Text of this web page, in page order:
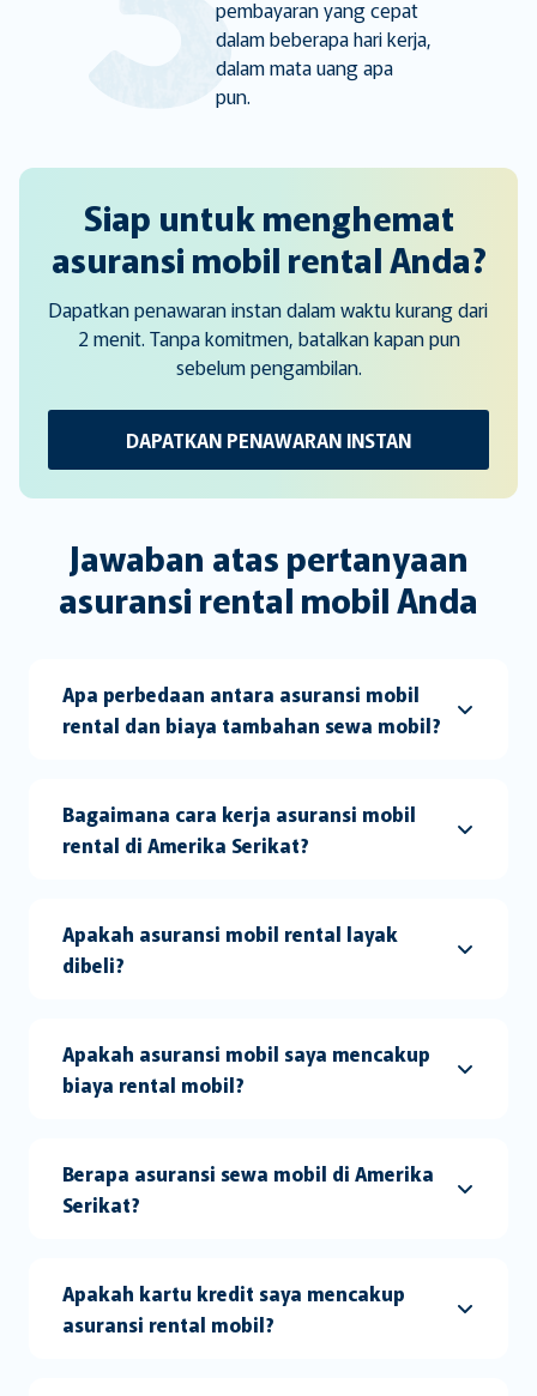
pembayaran yang cepat
dalam beberapa hari kerja,
dalam mata uang apa
pun.
Siap untuk menghemat
asuransi mobil rental Anda?
Dapatkan penawaran instan dalam waktu kurang dari
2 menit. Tanpa komitmen, batalkan kapan pun
sebelum pengambilan.
DAPATKAN PENAWARAN INSTAN
Jawaban atas pertanyaan
asuransi rental mobil Anda
Apa perbedaan antara asuransi mobil
rental dan biaya tambahan sewa mobil?
Bagaimana cara kerja asuransi mobil
rental di Amerika Serikat?
Apakah asuransi mobil rental layak
dibeli?
Apakah asuransi mobil saya mencakup
biaya rental mobil?
Berapa asuransi sewa mobil di Amerika
Serikat?
Apakah kartu kredit saya mencakup
asuransi rental mobil?